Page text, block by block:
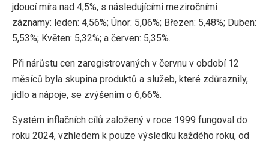
jdoucí míra nad 4,5%, s následujícími meziročními
záznamy: leden: 4,56%; Únor: 5,06%; Březen: 5,48%; Duben:
5,53%; Květen: 5,32%; a červen: 5,35%.
Při nárůstu cen zaregistrovaných v červnu v období 12
měsíců byla skupina produktů a služeb, které zdůraznily,
jídlo a nápoje, se zvýšením o 6,66%.
Systém inflačních cílů založený v roce 1999 fungoval do
roku 2024, vzhledem k pouze výsledku každého roku, od